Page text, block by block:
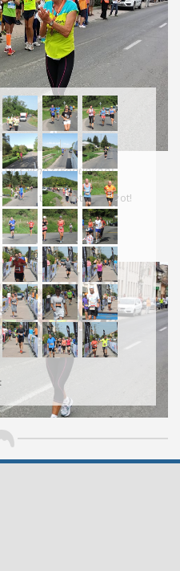
állt rajthoz (képünkön)
ki teljesítette a távot!